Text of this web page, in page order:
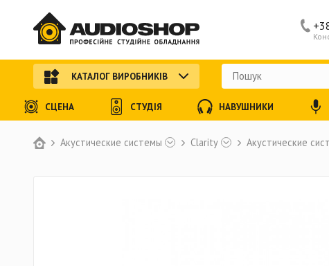
Акустические системы Clarity Акустические
КАТАЛОГ ВИРОБНИКІВ
СЦЕНА СТУДІЯ НАВУШНИКИ